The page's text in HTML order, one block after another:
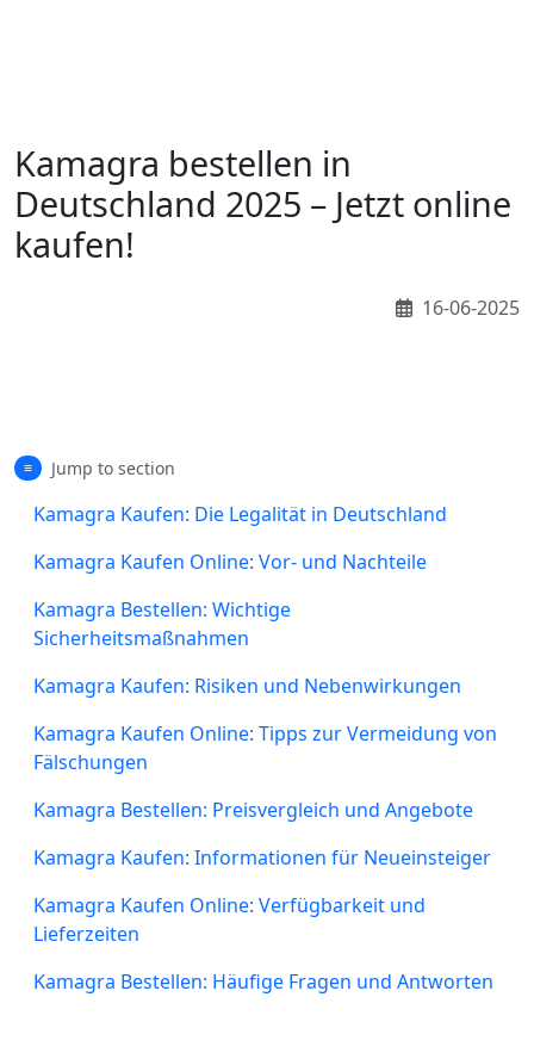
Kamagra bestellen in
Deutschland 2025 – Jetzt online
kaufen!
16-06-2025
≡ Jump to section
Kamagra Kaufen: Die Legalität in Deutschland
Kamagra Kaufen Online: Vor- und Nachteile
Kamagra Bestellen: Wichtige
Sicherheitsmaßnahmen
Kamagra Kaufen: Risiken und Nebenwirkungen
Kamagra Kaufen Online: Tipps zur Vermeidung von
Fälschungen
Kamagra Bestellen: Preisvergleich und Angebote
Kamagra Kaufen: Informationen für Neueinsteiger
Kamagra Kaufen Online: Verfügbarkeit und
Lieferzeiten
Kamagra Bestellen: Häufige Fragen und Antworten